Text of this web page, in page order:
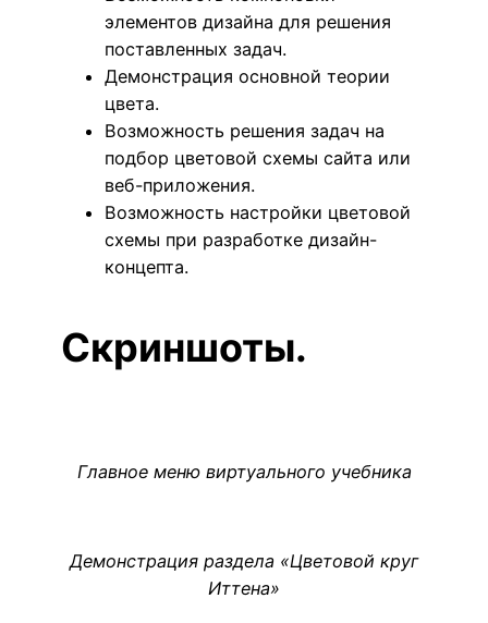
элементов дизайна для решения
поставленных задач.
Демонстрация основной теории
цвета.
Возможность решения задач на
подбор цветовой схемы сайта или
веб-приложения.
Возможность настройки цветовой
схемы при разработке дизайн-
концепта.
Скриншоты.
Главное меню виртуального учебника
Демонстрация раздела «Цветовой круг
Иттена»